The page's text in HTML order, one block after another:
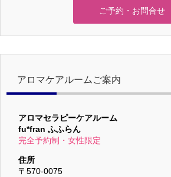
ご予約・お問合せ
アロマケアルームご案内
アロマセラピーケアルーム
fu*fran ふふらん
完全予約制・女性限定
住所
〒570-0075